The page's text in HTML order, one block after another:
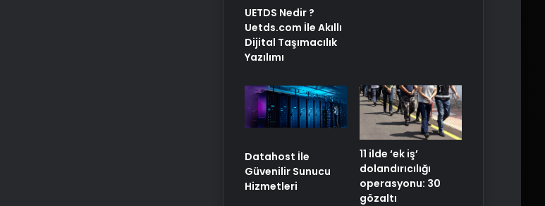
UETDS Nedir ?
Uetds.com İle Akıllı
Dijital Taşımacılık
Yazılımı
Datahost İle
Güvenilir Sunucu
Hizmetleri
11 ilde ‘ek iş’
dolandırıcılığı
operasyonu: 30
gözaltı